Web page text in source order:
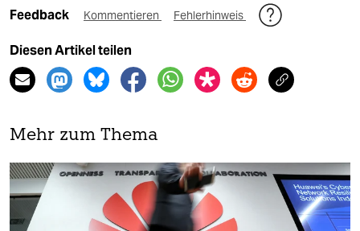
Feedback Kommentieren Fehlerhinweis
Diesen Artikel teilen
Mehr zum Thema